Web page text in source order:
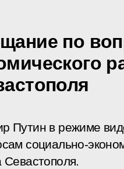
по
Путин в режиме
социально-
Севастополя.